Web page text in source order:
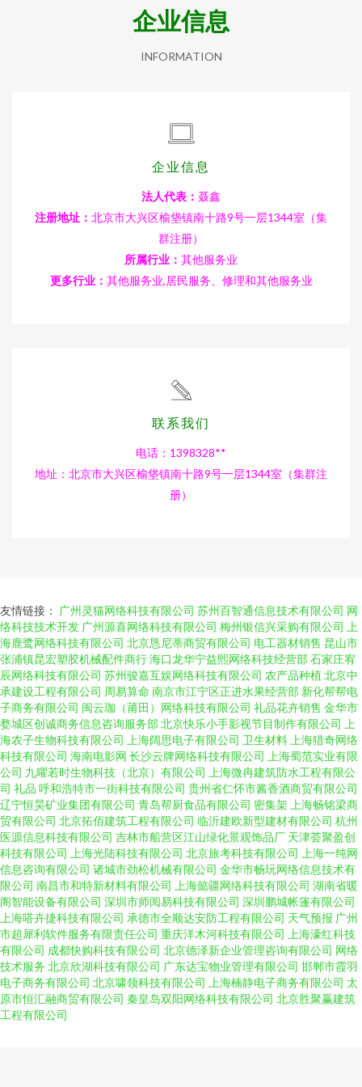
企业信息
INFORMATION
企业信息
法人代表： 聂鑫
注册地址： 北京市大兴区榆垡镇南十路9号一层1344室（集
群注册）
所属行业： 其他服务业
更多行业： 其他服务业,居民服务、修理和其他服务业
联系我们
电话：1398328**
地址：北京市大兴区榆垡镇南十路9号一层1344室（集群注
册）
友情链接： 广州灵猫网络科技有限公司 苏州百智通信息技术有限公司 网
络科技技术开发 广州源喜网络科技有限公司 梅州银信兴采购有限公司
上
海鹿鹭网络科技有限公司 北京恳尼蒂商贸有限公司 电工器材销售 昆山市
张浦镇昆宏塑胶机械配件商行海口龙华宁益熙网络科技经营部 石家庄宥
辰网络科技有限公司 苏州骏嘉互娱网络科技有限公司 农产品种植 北京中
承建设工程有限公司 周易算命 南京市江宁区正进水果经营部 新化帮帮电
子商务有限公司 闽云珈（莆田）网络科技有限公司 礼品花卉销售 金华市
婺城区创诚商务信息咨询服务部 北京快乐小手影视节目制作有限公司
上
海农子生物科技有限公司
上海阔思电子有限公司 卫生材料 上海猎奇网络
科技有限公司 海南电影网 长沙云牌网络科技有限公司
上海蜀范实业有限
公司 九曜若时生物科技（北京）有限公司
上海微冉建筑防水工程有限公
司 礼品 呼和浩特市一街科技有限公司 贵州省仁怀市酱香酒商贸有限公司
辽宁恒昊矿业集团有限公司 青岛帮厨食品有限公司 密集架 上海畅铭梁商
贸有限公司 北京拓佰建筑工程有限公司 临沂建欧新型建材有限公司 杭州
医源信息科技有限公司 吉林市船营区江山绿化景观饰品厂 天津荟聚盈创
科技有限公司
上海光陆科技有限公司 北京旅考科技有限公司
上海一纯网
信息咨询有限公司 诸城市劲松机械有限公司 金华市畅玩网络信息技术有
限公司 南昌市和特新材料有限公司 上海懿疆网络科技有限公司 湖南省暖
阁智能设备有限公司 深圳市师阅易科技有限公司 深圳鹏城帐篷有限公司
上海嗒卉捷科技有限公司 承德市全顺达安防工程有限公司 天气预报 广州
市超犀利软件服务有限责任公司 重庆洋木河科技有限公司
上海濠红科技
有限公司 成都快购科技有限公司 北京德泽新企业管理咨询有限公司 网络
技术服务 北京欣湖科技有限公司 广东达宝物业管理有限公司 邯郸市霞羽
电子商务有限公司 北京啸领科技有限公司 上海楠静电子商务有限公司 太
原市恒汇融商贸有限公司 秦皇岛双阳网络科技有限公司 北京胜聚赢建筑
工程有限公司